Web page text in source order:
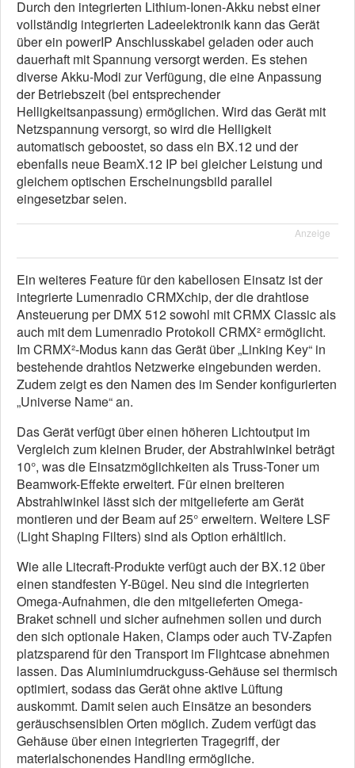
Durch den integrierten Lithium-Ionen-Akku nebst einer
vollständig integrierten Ladeelektronik kann das Gerät
über ein powerIP Anschlusskabel geladen oder auch
dauerhaft mit Spannung versorgt werden. Es stehen
diverse Akku-Modi zur Verfügung, die eine Anpassung
der Betriebszeit (bei entsprechender
Helligkeitsanpassung) ermöglichen. Wird das Gerät mit
Netzspannung versorgt, so wird die Helligkeit
automatisch geboostet, so dass ein BX.12 und der
ebenfalls neue BeamX.12 IP bei gleicher Leistung und
gleichem optischen Erscheinungsbild parallel
eingesetzbar seien.
Anzeige
Ein weiteres Feature für den kabellosen Einsatz ist der
integrierte Lumenradio CRMXchip, der die drahtlose
Ansteuerung per DMX 512 sowohl mit CRMX Classic als
auch mit dem Lumenradio Protokoll CRMX² ermöglicht.
Im CRMX²-Modus kann das Gerät über „Linking Key“ in
bestehende drahtlos Netzwerke eingebunden werden.
Zudem zeigt es den Namen des im Sender konfigurierten
„Universe Name“ an.
Das Gerät verfügt über einen höheren Lichtoutput im
Vergleich zum kleinen Bruder, der Abstrahlwinkel beträgt
10°, was die Einsatzmöglichkeiten als Truss-Toner um
Beamwork-Effekte erweitert. Für einen breiteren
Abstrahlwinkel lässt sich der mitgelieferte am Gerät
montieren und der Beam auf 25° erweitern. Weitere LSF
(Light Shaping Filters) sind als Option erhältlich.
Wie alle Litecraft-Produkte verfügt auch der BX.12 über
einen standfesten Y-Bügel. Neu sind die integrierten
Omega-Aufnahmen, die den mitgelieferten Omega-
Braket schnell und sicher aufnehmen sollen und durch
den sich optionale Haken, Clamps oder auch TV-Zapfen
platzsparend für den Transport im Flightcase abnehmen
lassen. Das Aluminiumdruckguss-Gehäuse sei thermisch
optimiert, sodass das Gerät ohne aktive Lüftung
auskommt. Damit seien auch Einsätze an besonders
geräuschsensiblen Orten möglich. Zudem verfügt das
Gehäuse über einen integrierten Tragegriff, der
materialschonendes Handling ermögliche.